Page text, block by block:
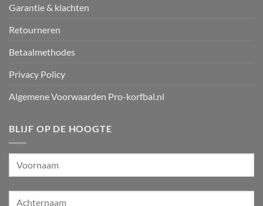
Garantie & klachten
Retourneren
Betaalmethodes
Privacy Policy
Algemene Voorwaarden Pro-korfbal.nl
BLIJF OP DE HOOGTE